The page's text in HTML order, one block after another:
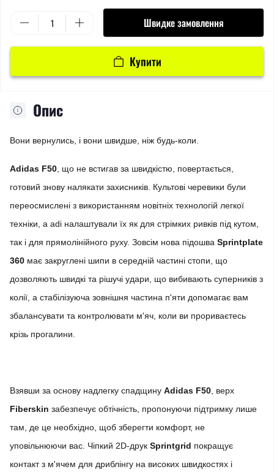
Швидке замовлення
Купити
Опис
Вони вернулись, і вони швидше, ніж будь-коли.
Adidas F50 , що не встигав за швидкістю, повертається,
готовий знову налякати захисників. Культові черевики були
переосмислені з використанням новітніх технологій легкої
техніки, а adi налаштували їх як для стрімких ривків під кутом,
так і для прямолінійного руху. Зовсім нова підошва Sprintplate
360 ​​має закруглені шипи в середній частині стопи, що
дозволяють швидкі та рішучі удари, що вибивають суперників з
колії, а стабілізуюча зовнішня частина п'яти допомагає вам
збалансувати та контролювати м'яч, коли ви прориваєтесь
крізь прогалини.
Взявши за основу надлегку спадщину Adidas F50 , верх
Fiberskin забезпечує обтічність, пропонуючи підтримку лише
там, де це необхідно, щоб зберегти комфорт, не
уповільнюючи вас. Чіпкий 2D-друк Sprintgrid покращує
контакт з м'ячем для дриблінгу на високих швидкостях і